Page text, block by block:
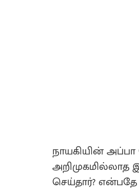
நாயகியின்
அறிமுகமில்லாத
செய்தார்?